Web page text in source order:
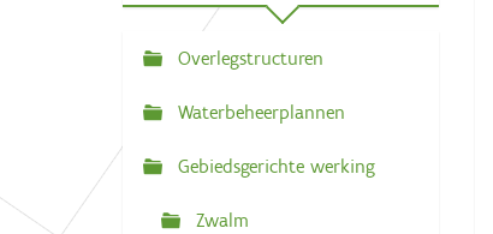
N
a
i
Overlegstructuren
Waterbeheerplannen
Gebiedsgerichte werking
Zwalm